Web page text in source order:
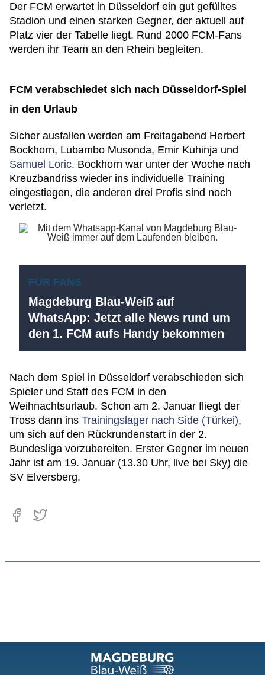
Der FCM erwartet in Düsseldorf ein gut gefülltes
Stadion und einen starken Gegner, der aktuell auf
Platz vier der Tabelle liegt. Rund 2000 FCM-Fans
werden ihr Team an den Rhein begleiten.
FCM verabschiedet sich nach Düsseldorf-Spiel
in den Urlaub
Sicher ausfallen werden am Freitagabend Herbert
Bockhorn, Lubambo Musonda, Emir Kuhinja und
Samuel Loric. Bockhorn war unter der Woche nach
Kreuzbandriss wieder ins individuelle Training
eingestiegen, die anderen drei Profis sind noch
verletzt.
FÜR FANS
Magdeburg Blau-Weiß auf
WhatsApp: Jetzt alle News rund um
den 1. FCM aufs Handy bekommen
Nach dem Spiel in Düsseldorf verabschieden sich
Spieler und Staff des FCM in den
Weihnachtsurlaub. Schon am 2. Januar fliegt der
Tross dann ins Trainingslager nach Side (Türkei),
um sich auf den Rückrundenstart in der 2.
Bundesliga vorzubereiten. Erster Gegner im neuen
Jahr ist am 19. Januar (13.30 Uhr, live bei Sky) die
SV Elversberg.